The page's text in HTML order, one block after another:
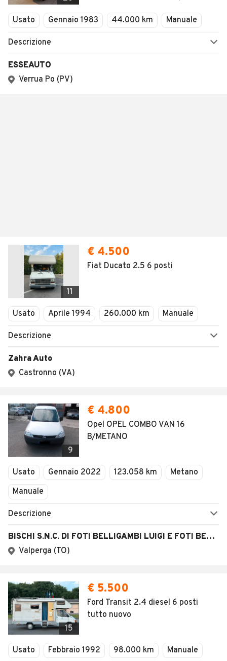
Usato Gennaio 1983 44.000 km Manuale
Descrizione
ESSEAUTO
Verrua Po (PV)
11
€ 4.500
Fiat Ducato 2.5 6 posti
Usato Aprile 1994 260.000 km Manuale
Descrizione
Zahra Auto
Castronno (VA)
9
€ 4.800
Opel OPEL COMBO VAN 16
B/METANO
Usato Gennaio 2022 123.058 km
Metano
Manuale
Descrizione
BISCHI S.N.C. DI FOTI BELLIGAMBI LUIGI E FOTI BELLIGAMBI MARCO
Valperga (TO)
15
€ 5.500
Ford Transit 2.4 diesel 6 posti
tutto nuovo
Usato Febbraio 1992 98.000 km Manuale